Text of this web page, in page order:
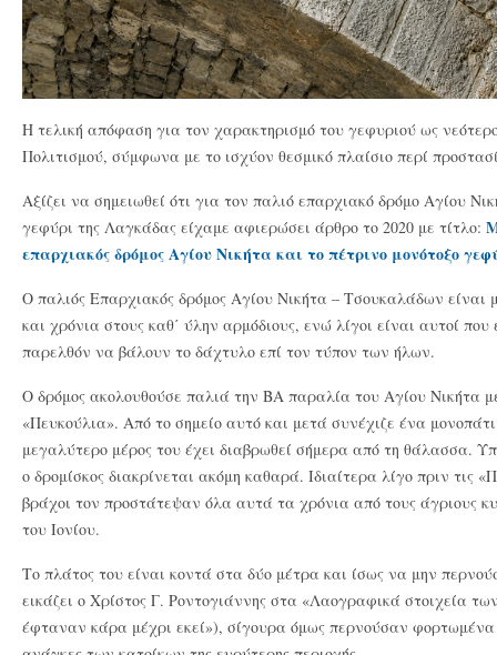
Η τελική απόφαση για τον χαρακτηρισμό του γεφυριού ως
Πολιτισμού, σύμφωνα με το ισχύον θεσμικό πλαίσιο περί
Αξίζει να σημειωθεί ότι για τον παλιό επαρχιακό δρόμο Αγίου
γεφύρι της Λαγκάδας είχαμε αφιερώσει άρθρο το 2020 με τίτλο:
επαρχιακός δρόμος Αγίου Νικήτα και το πέτρινο μονότοξο
Ο παλιός Επαρχιακός δρόμος Αγίου Νικήτα – Τσουκαλάδων είναι
και χρόνια στους καθ΄ ύλην αρμόδιους, ενώ λίγοι είναι αυτοί
παρελθόν να βάλουν το δάχτυλο επί τον τύπον των ήλων.
Ο δρόμος ακολουθούσε παλιά την ΒΑ παραλία του Αγίου Νικήτα
«Πευκούλια». Από το σημείο αυτό και μετά συνέχιζε ένα
μεγαλύτερο μέρος του έχει διαβρωθεί σήμερα από τη θάλασσα.
ο δρομίσκος διακρίνεται ακόμη καθαρά. Ιδιαίτερα λίγο πριν τις
βράχοι τον προστάτεψαν όλα αυτά τα χρόνια από τους άγριους
του Ιονίου.
Το πλάτος του είναι κοντά στα δύο μέτρα και ίσως να μην
εικάζει ο Χρίστος Γ. Ροντογιάννης στα «Λαογραφικά στοιχεία
έφταναν κάρα μέχρι εκεί»), σίγουρα όμως περνούσαν φορτωμένα